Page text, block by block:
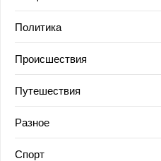
Политика
Происшествия
Путешествия
Разное
Спорт